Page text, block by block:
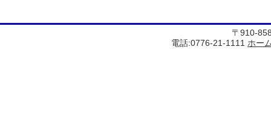
〒910-
電話:0776-21-1111 ホー